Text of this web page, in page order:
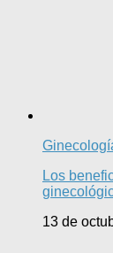
Los
13 de